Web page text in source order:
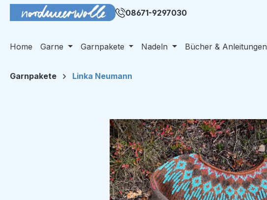
Hauptinhalt springen
Zur Suche springen
Zur Hauptnavigation springen08671-9297030
Home Garne Garnpakete Nadeln Bücher & Anleitungen
Garnpakete Linka Neumann
Bildergalerie überspringen